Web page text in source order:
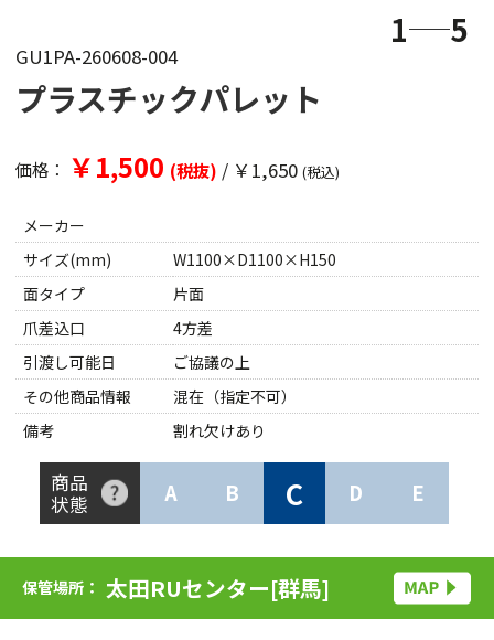
1 5
GU1PA-260608-004
プラスチックパレット
価格： ￥1,500 (税抜) / ￥1,650 (税込)
メーカー
サイズ(mm)
W1100×D1100×H150
面タイプ
片面
爪差込口
4方差
引渡し可能日
ご協議の上
その他商品情報
混在（指定不可）
備考
割れ欠けあり
商品
状態
A B C D E
保管場所： 太田RUセンター[群馬]